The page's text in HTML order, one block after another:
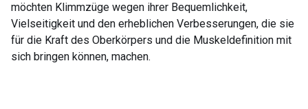
möchten Klimmzüge wegen ihrer Bequemlichkeit,
Vielseitigkeit und den erheblichen Verbesserungen, die sie
für die Kraft des Oberkörpers und die Muskeldefinition mit
sich bringen können, machen.